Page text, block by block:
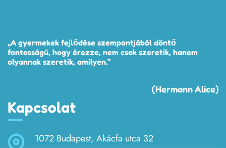
„A gyermekek fejlődése szempontjából döntő
fontosságú, hogy érezze, nem csak szeretik, hanem
olyannak szeretik, amilyen.”
(Hermann Alice)
Kapcsolat
1072 Budapest, Akácfa utca 32